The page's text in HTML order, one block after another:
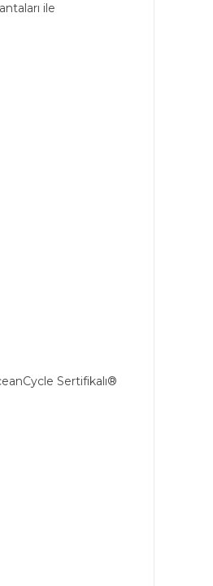
ile
Sertifikalı®